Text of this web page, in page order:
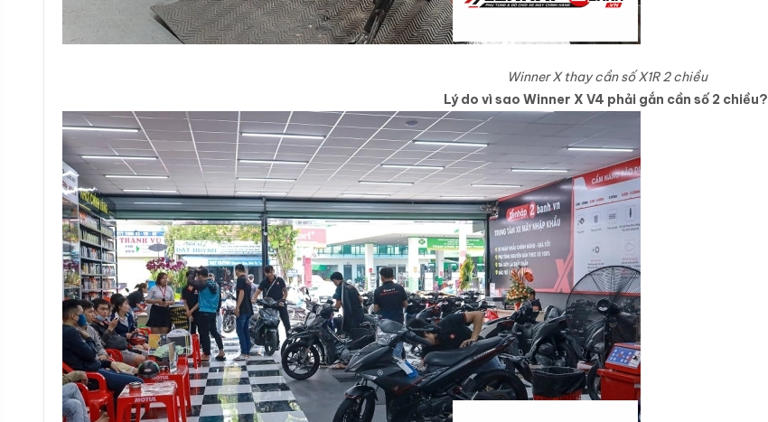
Winner X thay cần số X1R 2 chiều
Lý do vì sao Winner X V4 phải gắn cần số 2 chiều?